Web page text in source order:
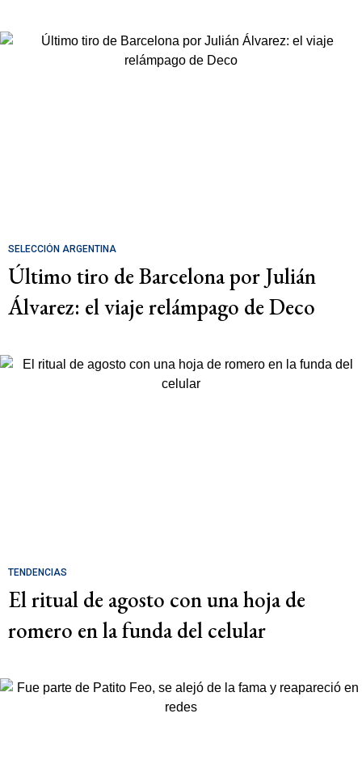
SELECCIÓN ARGENTINA
Último tiro de Barcelona por Julián
Álvarez: el viaje relámpago de Deco
TENDENCIAS
El ritual de agosto con una hoja de
romero en la funda del celular